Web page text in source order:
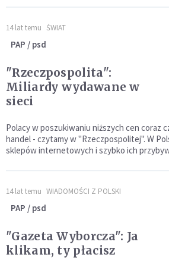
14 lat temu ŚWIAT
PAP / psd
"Rzeczpospolita":
Miliardy wydawane w
sieci
Polacy w poszukiwaniu niższych cen coraz
handel - czytamy w "Rzeczpospolitej". W
sklepów internetowych i szybko ich
14 lat temu WIADOMOŚCI Z POLSKI
PAP / psd
"Gazeta Wyborcza": Ja
klikam, ty płacisz